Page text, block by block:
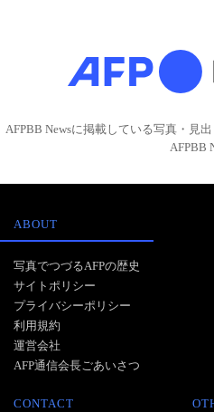
AFPBB Newsに掲載している写真・見
AFPBB
ABOUT
写真でつづるAFPの歴史
サイトポリシー
プライバシーポリシー
利用規約
運営会社
AFP通信会長ごあいさつ
CONTACT